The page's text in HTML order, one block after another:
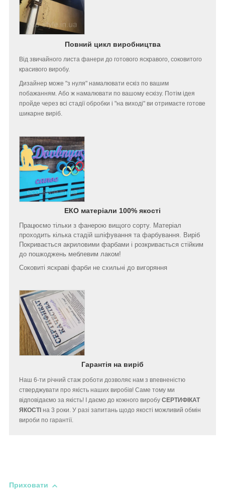
Повний цикл виробництва
Від звичайного листа фанери до готового яскравого, соковитого
красивого виробу.
Дизайнер може "з нуля" намалювати ескіз по вашим
побажанням. Або ж намалювати по вашому ескізу. Потім ідея
пройде через всі стадії обробки і "на виході" ви отримаєте готове
шикарне виріб.
ЕКО матеріали 100% якості
Працюємо тільки з фанерою вищого сорту. Матеріал
проходить кілька стадій шліфування та фарбування. Виріб
Покривається акриловими фарбами і розкривається стійким
до пошкоджень меблевим лаком!
Соковиті яскраві фарби не схильні до вигоряння
Гарантія на виріб
Наш 6-ти річний стаж роботи дозволяє нам з впевненістю
стверджувати про якість наших виробів! Саме тому ми
відповідаємо за якість! І даємо до кожного виробу СЕРТИФІКАТ
ЯКОСТІ на 3 роки. У разі запитань щодо якості можливий обмін
вироби по гарантії.
Приховати